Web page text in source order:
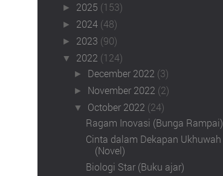
► 2025 (153)
► 2024 (48)
► 2023 (90)
▼ 2022 (124)
► December 2022 (3)
► November 2022 (2)
▼ October 2022 (24)
Ragam Inovasi (Bunga Rampai)
Cinta dalam Dekapan Ukhuwah
(Novel)
Biologi Star (Buku ajar)